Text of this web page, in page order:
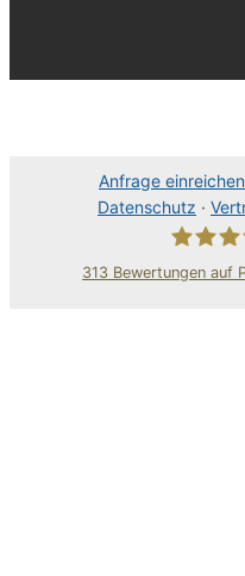
Anfrage einreichen
Datenschutz ·
313 Bewertungen auf